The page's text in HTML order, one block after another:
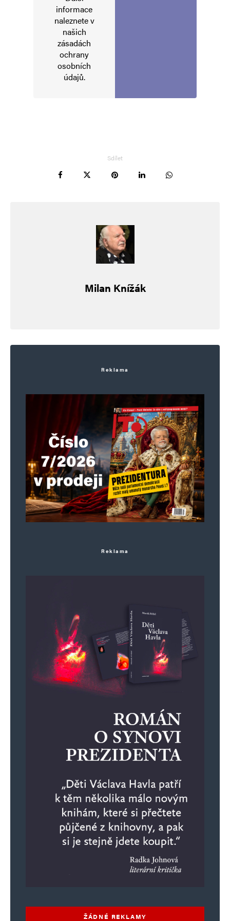
Napsat komentář
Vaše e-mailová adresa nebude zveřejněna.
Webová stránka
informace
naleznete v
našich
zásadách
ochrany
osobních
údajů.
Sdílet
Milan Knížák
Reklama
Reklama
ŽÁDNÉ REKLAMY